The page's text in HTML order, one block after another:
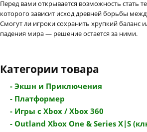
Перед вами открывается возможность стать
которого зависит исход древней борьбы
Смогут ли игроки сохранить хрупкий баланс
падения мира — решение остается за ними.
Категории товара
- Экшн и Приключения
- Платформер
- Игры с Xbox / Xbox 360
- Outland Xbox One & Series X|S